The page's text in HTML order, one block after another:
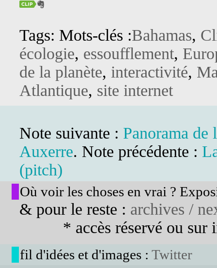
Tags: Mots-clés :Bahamas,
écologie, essoufflement,
de la planète, interactivité,
Atlantique, site internet
Note suivante : Panorama de
Auxerre. Note précédente :
(pitch)
Où voir les choses en vrai ?
& pour le reste : archives /
* accès réservé ou sur
fil d'idées et d'images : Twitter